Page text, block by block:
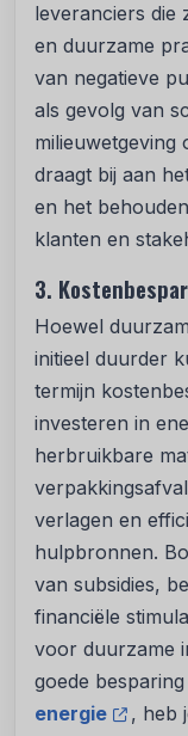
leveranciers die
en duurzame
van negatieve
als gevolg van
milieuwetgeving
draagt bij aan
en het
klanten en
3.
Hoewel
initieel duurder
termijn
investeren in
herbruikbare
verlagen en
hulpbronnen.
van subsidies,
financiële
voor duurzame
goede
energie
, heb